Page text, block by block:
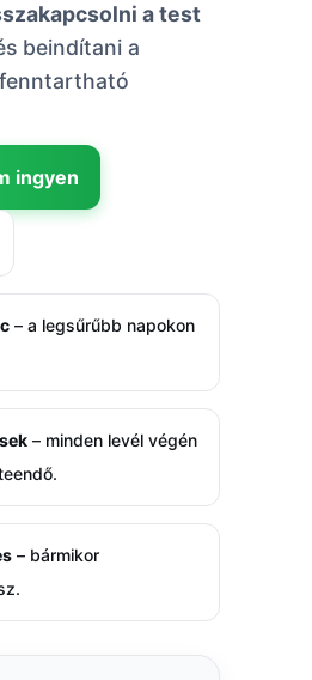
a test
beindítani a
ingyen
– a legsűrűbb napokon
– minden levél végén
– bármikor